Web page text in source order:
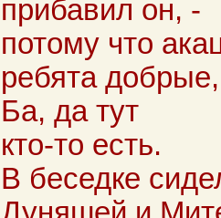
прибавил он, -
потому что
ребята
Ба, да тут
кто-то есть.
В беседке